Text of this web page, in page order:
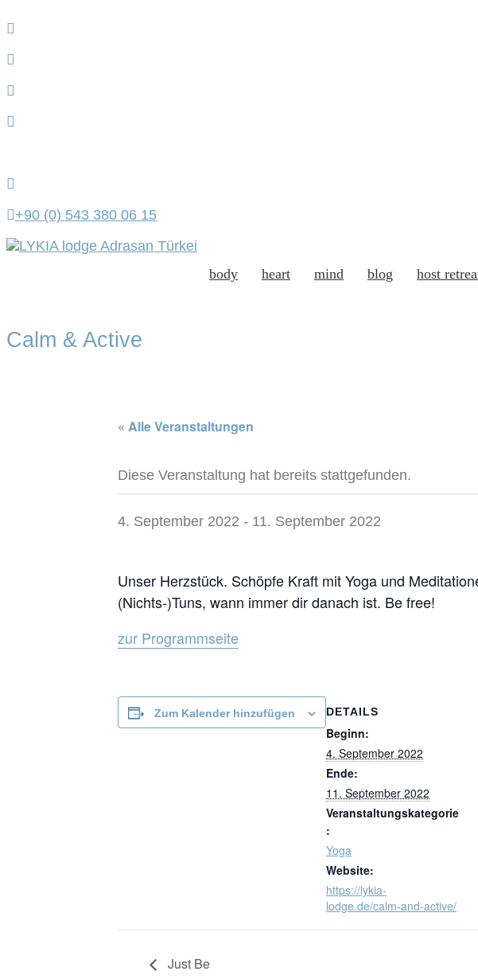
+90 (0) 543 380 06 15
body heart mind blog host
Calm & Active
« Alle Veranstaltungen
Diese Veranstaltung hat bereits stattgefunden.
4. September 2022 - 11. September 2022
Unser Herzstück. Schöpfe Kraft mit Yoga und
(Nichts-)Tuns, wann immer dir danach ist. Be free!
zur Programmseite
Zum Kalender hinzufügen DETAILS
Beginn:
4. September 2022
Ende:
11. September 2022
Veranstaltungskategorie
:
Yoga
Website:
https://lykia-
lodge.de/calm-and-active/
Just Be